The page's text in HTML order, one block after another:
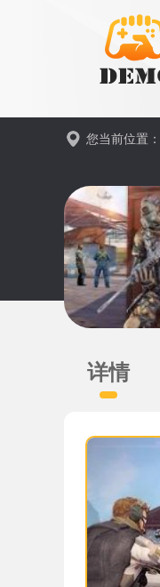
您当前位置：
详情